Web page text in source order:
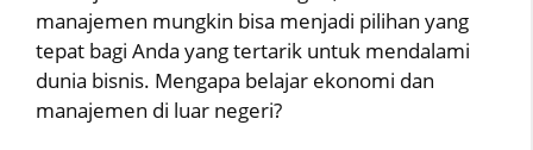
manajemen mungkin bisa menjadi pilihan yang
tepat bagi Anda yang tertarik untuk mendalami
dunia bisnis. Mengapa belajar ekonomi dan
manajemen di luar negeri?